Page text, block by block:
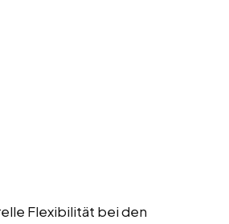
Flexibilität bei den